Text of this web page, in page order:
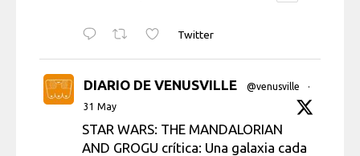
Twitter
DIARIO DE VENUSVILLE @venusville
·
31 May
STAR WARS: THE MANDALORIAN
AND GROGU crítica: Una galaxia cada